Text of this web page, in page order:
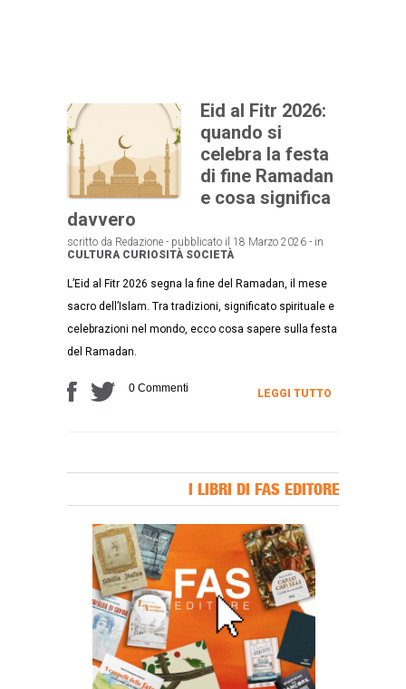
Eid al Fitr 2026:
quando si
celebra la festa
di fine Ramadan
e cosa significa
davvero
scritto da Redazione - pubblicato il 18 Marzo 2026 - in
CULTURA CURIOSITÀ SOCIETÀ
L’Eid al Fitr 2026 segna la fine del Ramadan, il mese
sacro dell’Islam. Tra tradizioni, significato spirituale e
celebrazioni nel mondo, ecco cosa sapere sulla festa
del Ramadan.
0 Commenti LEGGI TUTTO
I LIBRI DI FAS EDITORE